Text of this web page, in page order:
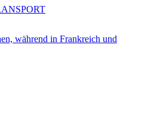
während in Frankreich und